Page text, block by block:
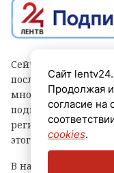
Сейчас рабочие
после завершения
многоквартирных
подключат к
региональном
этого дома
В начале лета в
Сайт
Продолжая
согласие на
cookies.